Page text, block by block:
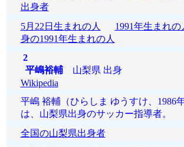
出身者
5月22日生まれの人
1991年生まれの
身の1991年生まれの人
2
平嶋裕輔山梨県 出身
Wikipedia
平嶋 裕輔（ひらしま ゆうすけ、1986年
は、山梨県出身のサッカー指導者。
全国の山梨県出身者